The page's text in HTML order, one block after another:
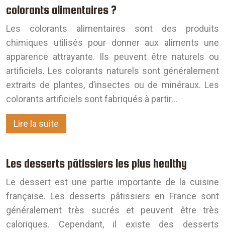
colorants alimentaires ?
Les colorants alimentaires sont des produits
chimiques utilisés pour donner aux aliments une
apparence attrayante. Ils peuvent être naturels ou
artificiels. Les colorants naturels sont généralement
extraits de plantes, d’insectes ou de minéraux. Les
colorants artificiels sont fabriqués à partir…
Lire la suite
Les desserts pâtissiers les plus healthy
Le dessert est une partie importante de la cuisine
française. Les desserts pâtissiers en France sont
généralement très sucrés et peuvent être très
caloriques. Cependant, il existe des desserts